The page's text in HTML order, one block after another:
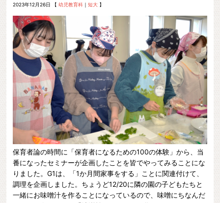
2023年12月26日 【幼児教育科 ｜短大 】
保育者論の時間に「保育者になるための100の体験」から、当
番になったセミナーが企画したことを皆でやってみることにな
りました。G1は、「1か月間家事をする」ことに関連付けて、
調理を企画しました。ちょうど12/20に隣の園の子どもたちと
一緒にお味噌汁を作ることになっているので、味噌にちなんだ